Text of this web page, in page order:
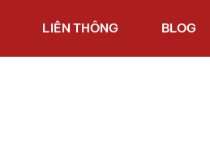
LIÊN THÔNG BLOG